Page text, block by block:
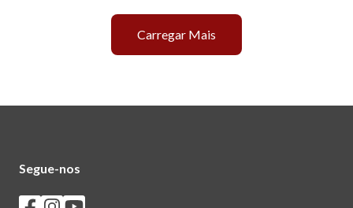
Carregar Mais
Segue-nos
Seguir os SASUM no Facebook
Seguir os SASUM no Instagram
Seguir os SASUM no Youtube